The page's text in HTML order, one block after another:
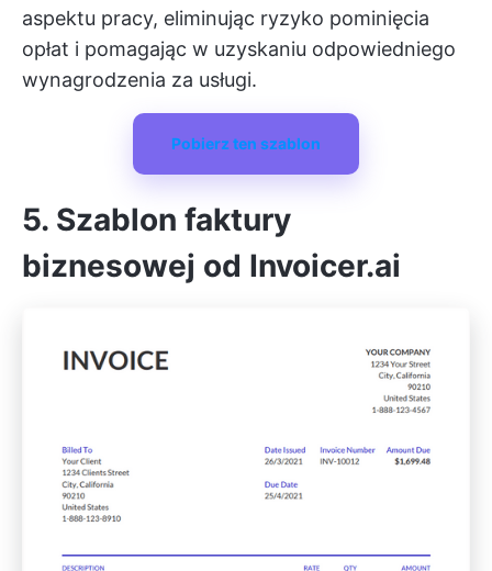
aspektu pracy, eliminując ryzyko pominięcia
opłat i pomagając w uzyskaniu odpowiedniego
wynagrodzenia za usługi.
Pobierz ten szablon
5. Szablon faktury
biznesowej od Invoicer.ai